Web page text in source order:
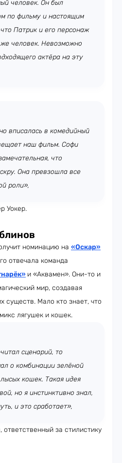
человек. Он был
по фильму и настоящим
Патрик и его персонаж
человек. Невозможно
актёра на эту
вписалась в комедийный
наш фильм. Софи
что
Она превзошла все
роли»,
Уокер.
номинацию на «Оскар»
отвечала команда
и «Аквамен». Они-то и
мир, создавая
существ. Мало кто знает, что
лягушек и кошек.
сценарий, то
о комбинации зелёной
кошек. Такая идея
но я инстинктивно знал,
и это сработает»,
, ответственный за стилистику